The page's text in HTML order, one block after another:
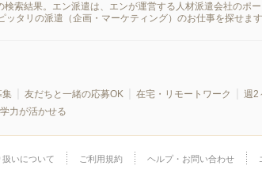
索結果。エン派遣は、エンが運営する人材派遣会社のポ
タリの派遣（企画・マーケティング）のお仕事を探せます
集 友だちと一緒の応募OK 在宅・リモートワーク 週2
力が活かせる
いについて ご利用規約 ヘルプ・お問い合わせ